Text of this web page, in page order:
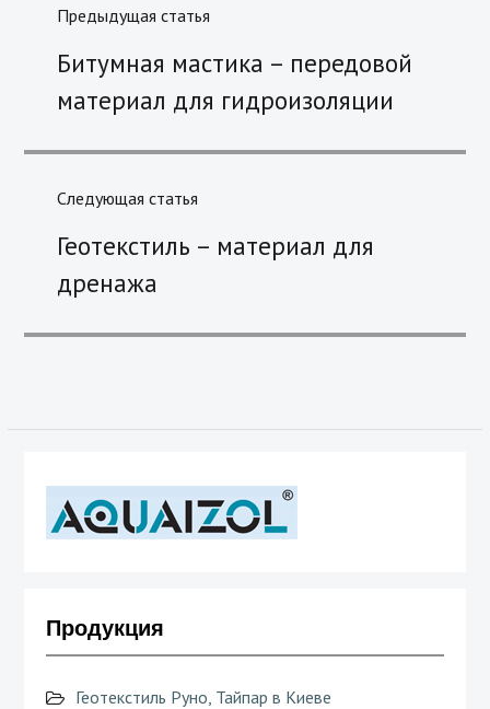
записям
Предыдущая статья
post:
Битумная мастика – передовой
материал для гидроизоляции
Следующая статья
post:
Геотекстиль – материал для
дренажа
Продукция
Геотекстиль Руно, Тайпар в Киеве